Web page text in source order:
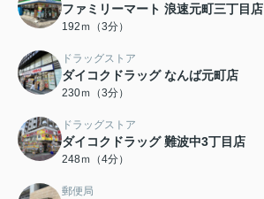
ファミリーマート 浪速元町三丁目店
192ｍ（3分）
ドラッグストア
ダイコクドラッグ なんば元町店
230ｍ（3分）
ドラッグストア
ダイコクドラッグ 難波中3丁目店
248ｍ（4分）
郵便局